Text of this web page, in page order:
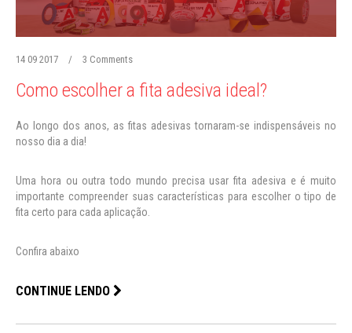
14 09 2017 / 3 Comments
Como escolher a fita adesiva ideal?
Ao longo dos anos, as fitas adesivas tornaram-se indispensáveis no
nosso dia a dia!
Uma hora ou outra todo mundo precisa usar fita adesiva e é muito
importante compreender suas características para escolher o tipo de
fita certo para cada aplicação.
Confira abaixo
CONTINUE LENDO